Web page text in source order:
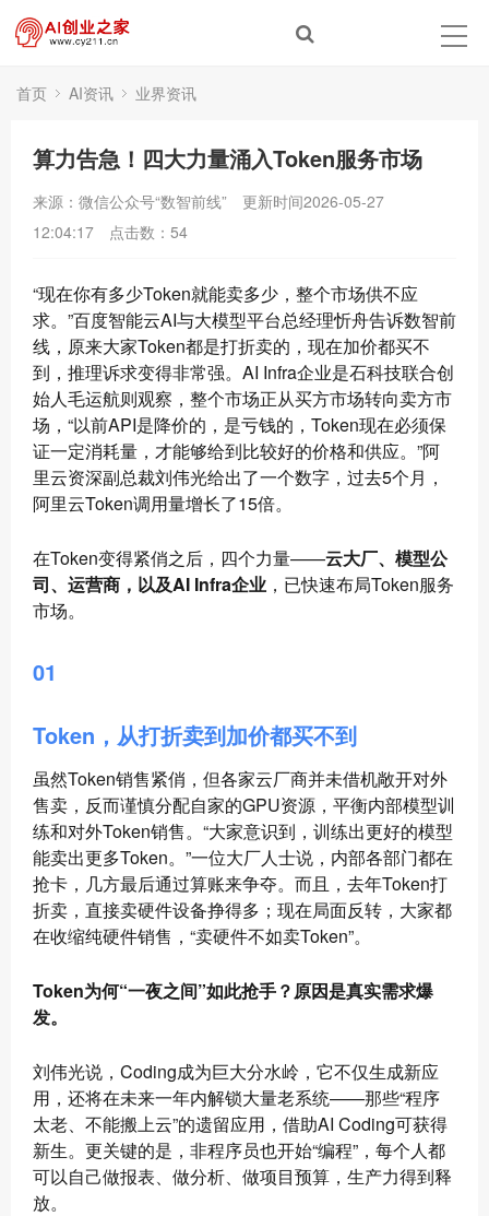
首页 AI资讯 业界资讯
算力告急！四大力量涌入Token服务市场
来源：微信公众号“数智前线”
更新时间2026-05-27
12:04:17
点击数： 54
“现在你有多少Token就能卖多少，整个市场供不应
求。”百度智能云AI与大模型平台总经理忻舟告诉数智前
线，原来大家Token都是打折卖的，现在加价都买不
到，推理诉求变得非常强。AI Infra企业是石科技联合创
始人毛运航则观察，整个市场正从买方市场转向卖方市
场，“以前API是降价的，是亏钱的，Token现在必须保
证一定消耗量，才能够给到比较好的价格和供应。”阿
里云资深副总裁刘伟光给出了一个数字，过去5个月，
阿里云Token调用量增长了15倍。
在Token变得紧俏之后，四个力量——云大厂、模型公
司、运营商，以及AI Infra企业 ，已快速布局Token服务
市场。
01
Token，从打折卖到加价都买不到
虽然Token销售紧俏，但各家云厂商并未借机敞开对外
售卖，反而谨慎分配自家的GPU资源，平衡内部模型训
练和对外Token销售。“大家意识到，训练出更好的模型
能卖出更多Token。”一位大厂人士说，内部各部门都在
抢卡，几方最后通过算账来争夺。而且，去年Token打
折卖，直接卖硬件设备挣得多；现在局面反转，大家都
在收缩纯硬件销售，“卖硬件不如卖Token”。
Token为何“一夜之间”如此抢手？原因是真实需求爆
发。
刘伟光说，Coding成为巨大分水岭，它不仅生成新应
用，还将在未来一年内解锁大量老系统——那些“程序
太老、不能搬上云”的遗留应用，借助AI Coding可获得
新生。更关键的是，非程序员也开始“编程”，每个人都
可以自己做报表、做分析、做项目预算，生产力得到释
放。